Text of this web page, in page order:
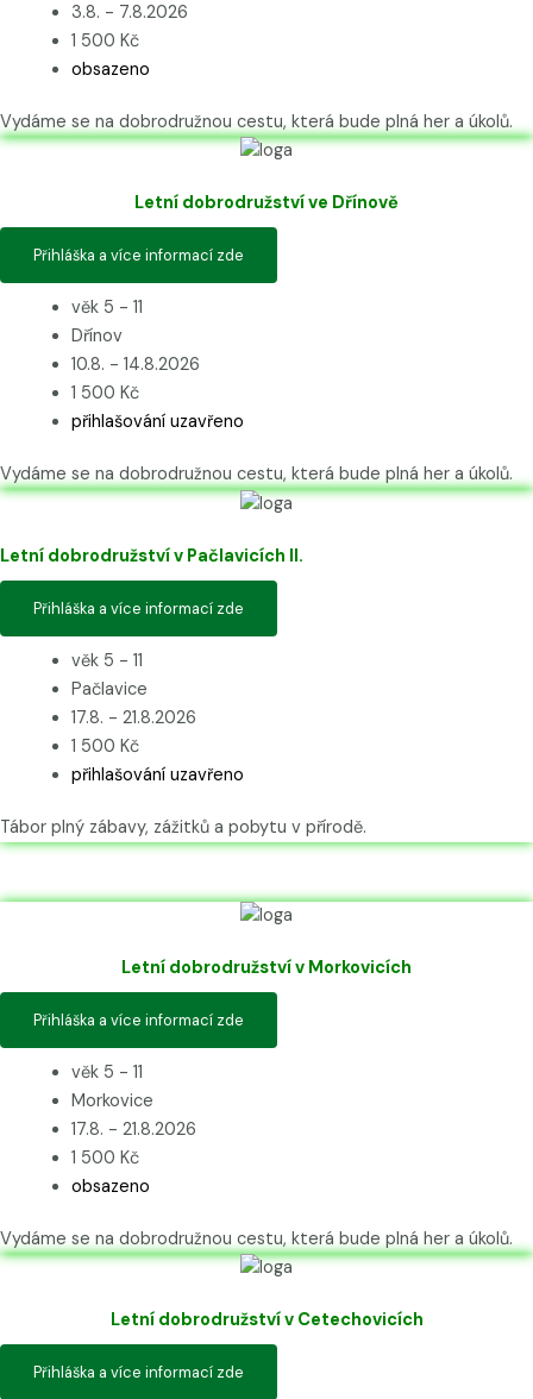
3.8. - 7.8.2026
1 500 Kč
obsazeno
Vydáme se na dobrodružnou cestu, která bude plná her a úkolů.
Letní dobrodružství ve Dřínově
Přihláška a více informací zde
věk 5 - 11
Dřínov
10.8. - 14.8.2026
1 500 Kč
přihlašování uzavřeno
Vydáme se na dobrodružnou cestu, která bude plná her a úkolů.
Letní dobrodružství v Pačlavicích II.
Přihláška a více informací zde
věk 5 - 11
Pačlavice
17.8. - 21.8.2026
1 500 Kč
přihlašování uzavřeno
Tábor plný zábavy, zážitků a pobytu v přírodě.
Letní dobrodružství v Morkovicích
Přihláška a více informací zde
věk 5 - 11
Morkovice
17.8. - 21.8.2026
1 500 Kč
obsazeno
Vydáme se na dobrodružnou cestu, která bude plná her a úkolů.
Letní dobrodružství v Cetechovicích
Přihláška a více informací zde